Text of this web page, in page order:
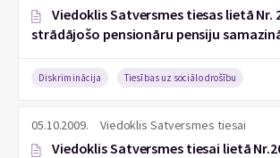
Viedoklis Satversmes tiesas lietā Nr.
strādājošo pensionāru pensiju
Diskriminācija Tiesības uz sociālo drošību
05.10.2009. Viedoklis Satversmes tiesai
Viedoklis Satversmes tiesai lietā